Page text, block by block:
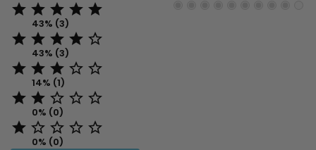
    
43% (3)
    
43% (3)
    
14% (1)
    
0% (0)
    
0% (0)